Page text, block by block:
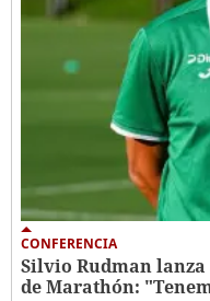
CONFERENCIA
Silvio Rudman
de Marathón: